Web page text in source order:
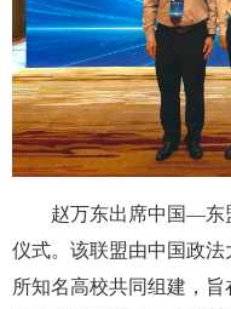
赵万东出席中国—东
仪式。该联盟由中国政
所知名高校共同组建，